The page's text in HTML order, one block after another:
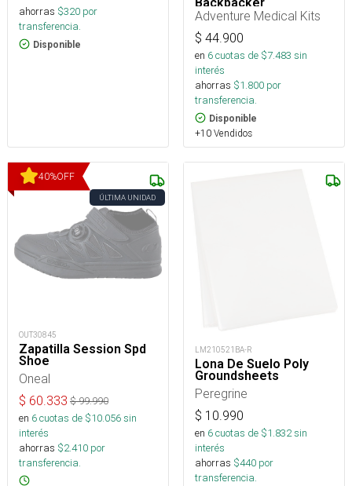
ahorras $320 por
transferencia.
Disponible
Adventure Medical Kits
$ 44.900
en 6cuotas de $7.483 sin
interés
ahorras $1.800 por
transferencia.
Disponible
+10 Vendidos
40%OFF
ÚLTIMA UNIDAD
OUT30845
Zapatilla Session Spd
Shoe
Oneal
$ 60.333 $99.990
en 6cuotas de $10.056sin
interés
ahorras $2.410 por
transferencia.
LM210521BA-R
Lona De Suelo Poly
Groundsheets
Peregrine
$ 10.990
en 6cuotas de $1.832sin
interés
ahorras $440 por
transferencia.